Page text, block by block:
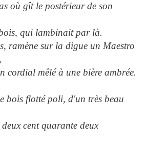
où gît le postérieur de son
qui lambinait par là.
ramène sur la digue un Maestro
cordial mêlé à une bière ambrée.
bois flotté poli, d'un très beau
cent quarante deux